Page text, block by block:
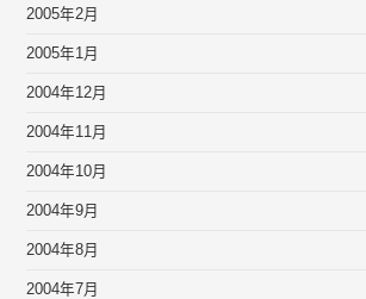
2005年2月
2005年1月
2004年12月
2004年11月
2004年10月
2004年9月
2004年8月
2004年7月